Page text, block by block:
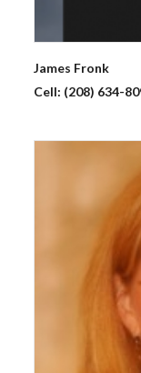
James Fronk
Cell: (208) 634-